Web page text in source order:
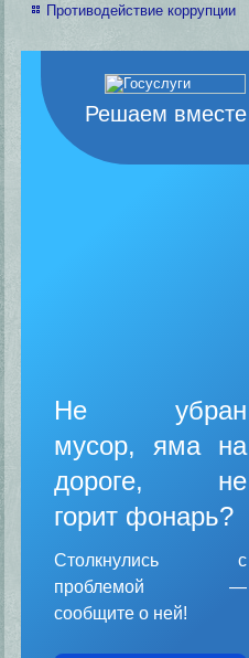
Противодействие коррупции
Решаем вместе
Не убран
мусор, яма на
дороге, не
горит фонарь?
Столкнулись с
проблемой —
сообщите о ней!